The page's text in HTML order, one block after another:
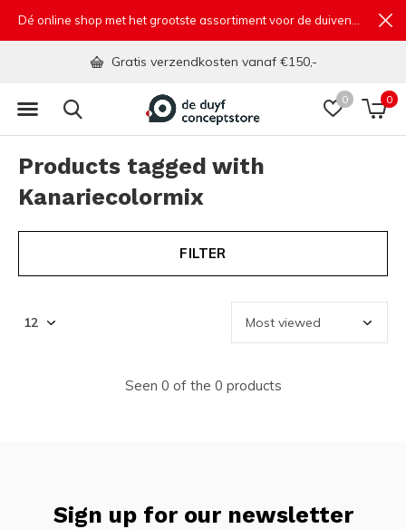
0 0
Gratis verzendkosten vanaf €150,-
Products tagged with
Kanariecolormix
FILTER
Seen 0 of the 0 products
Sign up for our newsletter